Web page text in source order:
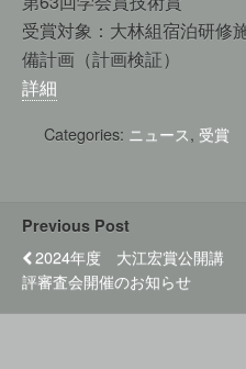
受賞対象：大林組宿泊研修
備計画（計画検証）
詳細
Categories: ニュース, 受賞
Previous Post
2024年度 大江宏賞公開講
評審査会開催のお知らせ